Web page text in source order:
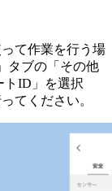
て作業を行う場
タブの「その他
トID」を選択
てください。